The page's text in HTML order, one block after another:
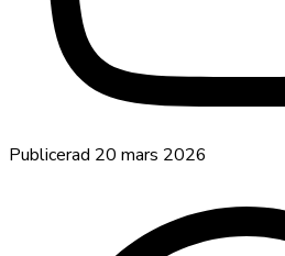
Publicerad 20 mars 2026